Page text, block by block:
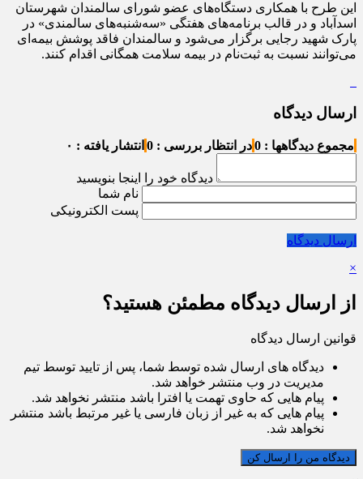
این طرح با همکاری دستگاه‌های عضو شورای سالمندان شهرستان
اسدآباد و در قالب برنامه‌های هفتگی «سه‌شنبه‌های سالمندی» در
پارک شهید رجایی برگزار می‌شود و سالمندان فاقد پوشش بیمه‌ای
می‌توانند نسبت به ثبت‌نام در بیمه سلامت همگانی اقدام کنند.
ارسال دیدگاه
مجموع دیدگاهها : 0 در انتظار بررسی : 0 انتشار یافته : ۰
دیدگاه خود را اینجا بنویسید
نام شما
پست الکترونیکی
ارسال دیدگاه
×
از ارسال دیدگاه مطمئن هستید؟
قوانین ارسال دیدگاه
دیدگاه های ارسال شده توسط شما، پس از تایید توسط تیم
مدیریت در وب منتشر خواهد شد.
پیام هایی که حاوی تهمت یا افترا باشد منتشر نخواهد شد.
پیام هایی که به غیر از زبان فارسی یا غیر مرتبط باشد منتشر
نخواهد شد.